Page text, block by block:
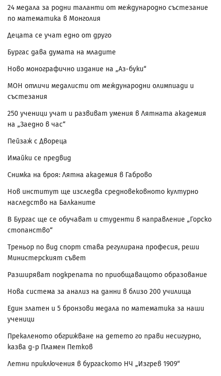
24 медала за родни таланти от международно състезание
по математика в Монголия
Децата се учат едно от друго
Бургас дава думата на младите
Ново монографично издание на „Аз-буки“
МОН отличи медалисти от международни олимпиади и
състезания
250 ученици учат и развиват умения в Лятната академия
на „Заедно в час“
Пейзаж с Двореца
Имайки се предвид
Снимка на броя: Лятна академия в Габрово
Нов институт ще изследва средновековното културно
наследство на Балканите
В Бургас ще се обучават и студенти в направление „Горско
стопанство“
Треньор по вид спорт става регулирана професия, реши
Министерският съвет
Разширяват подкрепата по приобщаващото образование
Нова система за анализ на данни в близо 200 училища
Един златен и 5 бронзови медала по математика за наши
ученици
Прекаленото обгрижване на детето го прави несигурно,
казва д-р Пламен Петков
Летни приключения в бургаското НЧ „Изгрев 1909“